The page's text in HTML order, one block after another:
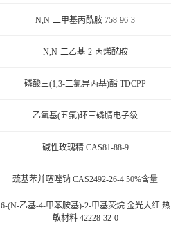
N,N-二甲基丙酰胺 758-96-3
N,N-二乙基-2-丙烯酰胺
磷酸三(1,3-二氯异丙基)酯 TDCPP
乙氧基(五氟)环三磷腈电子级
碱性玫瑰精 CAS81-88-9
巯基苯并噻唑钠 CAS2492-26-4 50%含量
6-(N-乙基-4-甲苯胺基)-2-甲基荧烷 金光大红 热
敏材料 42228-32-0